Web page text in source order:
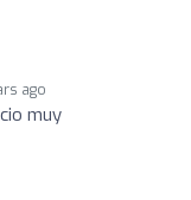
ago
muy